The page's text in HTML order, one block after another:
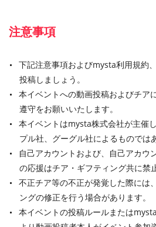
注意事項
下記注意事項およびmysta利用規約
投稿しましょう。
本イベントへの動画投稿およびチア
遵守をお願いいたします。
本イベントはmysta株式会社が主催
プル社、グーグル社によるものでは
自己アカウントおよび、自己アカウ
の応援はチア・ギフティング共に禁
不正チア等の不正が発覚した際には
ングの修正を行う場合があります。
本イベントの投稿ルールまたは